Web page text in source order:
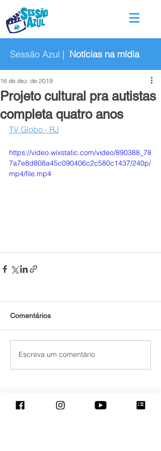
Sessão Azul | Notícias na mídia
Projeto cultural pra autistas
completa quatro anos
16 de dez. de 2019
TV Globo - RJ
https://video.wixstatic.com/video/890388_78
7a7e8d808a45c090406c2c580c1437/240p/
mp4/file.mp4
Comentários
Escreva um comentário